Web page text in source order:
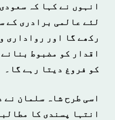
انہوں نے کہا کہ
لئے عالمی برادری کے
رکھے گا اور رواداری
اقدار کو مضبوط
کو فروغ دیتا رہے گا۔
اسی طرح شاہ سلمان نے
انتہا پسندی کا